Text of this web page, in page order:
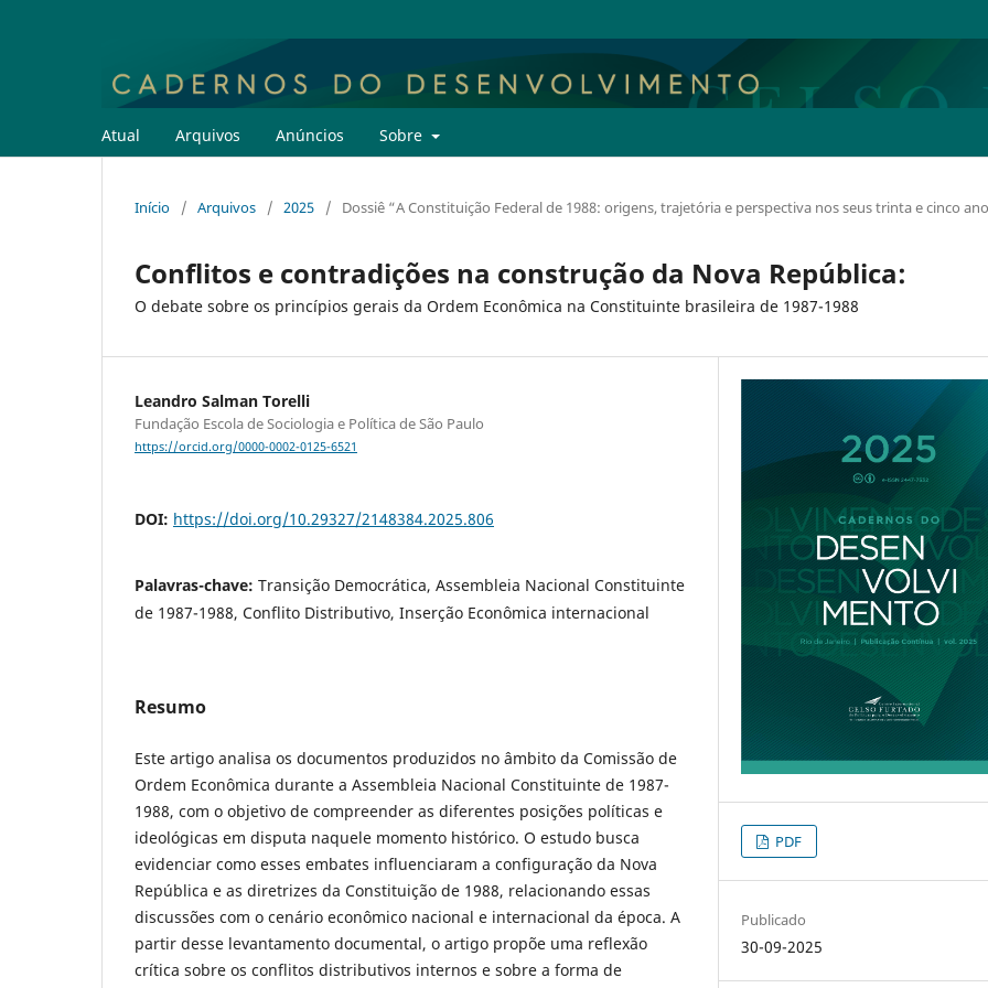
Atual Arquivos Anúncios Sobre
Início / Arquivos / 2025 / Dossiê “A Constituição Federal de 1988: origens, trajetória e perspectiva nos seus trinta e cinco
Conflitos e contradições na construção da Nova República:
O debate sobre os princípios gerais da Ordem Econômica na Constituinte brasileira de 1987-1988
Leandro Salman Torelli
Fundação Escola de Sociologia e Política de São Paulo
https://orcid.org/0000-0002-0125-6521
DOI: https://doi.org/10.29327/2148384.2025.806
Palavras-chave: Transição Democrática, Assembleia Nacional Constituinte
de 1987-1988, Conflito Distributivo, Inserção Econômica internacional
Resumo
Este artigo analisa os documentos produzidos no âmbito da Comissão de
Ordem Econômica durante a Assembleia Nacional Constituinte de 1987-
1988, com o objetivo de compreender as diferentes posições políticas e
ideológicas em disputa naquele momento histórico. O estudo busca
evidenciar como esses embates influenciaram a configuração da Nova
República e as diretrizes da Constituição de 1988, relacionando essas
discussões com o cenário econômico nacional e internacional da época. A
partir desse levantamento documental, o artigo propõe uma reflexão
crítica sobre os conflitos distributivos internos e sobre a forma de
PDF
Publicado
30-09-2025